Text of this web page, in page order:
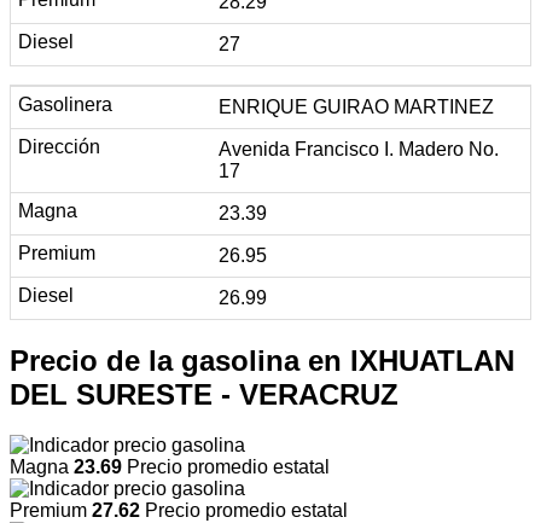
27
ENRIQUE GUIRAO MARTINEZ
Avenida Francisco I. Madero No.
17
23.39
26.95
26.99
Precio de la gasolina en IXHUATLAN
DEL SURESTE - VERACRUZ
Magna 23.69 Precio promedio estatal
Premium 27.62 Precio promedio estatal